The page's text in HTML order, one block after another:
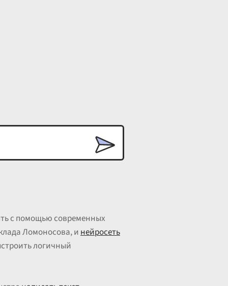
с помощью современных
Ломоносова, инейросеть
логичный